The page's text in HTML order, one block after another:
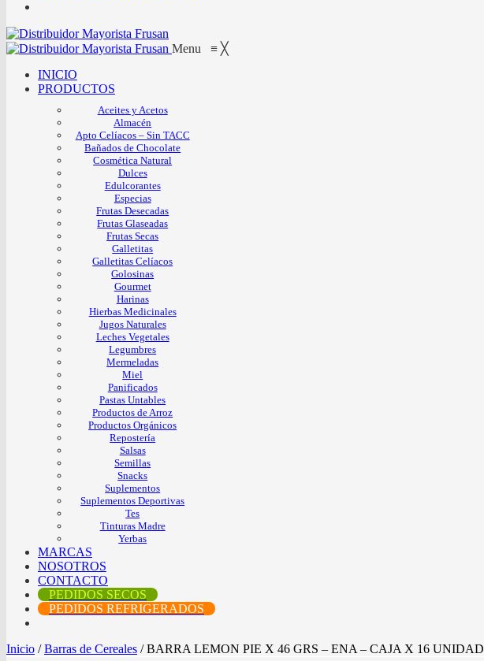
Menu ≡ ╳
INICIO
PRODUCTOS
Aceites y Acetos
Almacén
Apto Celíacos – Sin TACC
Bañados de Chocolate
Cosmética Natural
Dulces
Edulcorantes
Especias
Frutas Desecadas
Frutas Glaseadas
Frutas Secas
Galletitas
Galletitas Celíacos
Golosinas
Gourmet
Harinas
Hierbas Medicinales
Jugos Naturales
Leches Vegetales
Legumbres
Mermeladas
Miel
Panificados
Pastas Untables
Productos de Arroz
Productos Orgánicos
Repostería
Salsas
Semillas
Snacks
Suplementos
Suplementos Deportivas
Tes
Tinturas Madre
Yerbas
MARCAS
NOSOTROS
CONTACTO
PEDIDOS SECOS
PEDIDOS REFRIGERADOS
Inicio / Barras de Cereales /BARRA LEMON PIE X 46 GRS – ENA – CAJA X 16